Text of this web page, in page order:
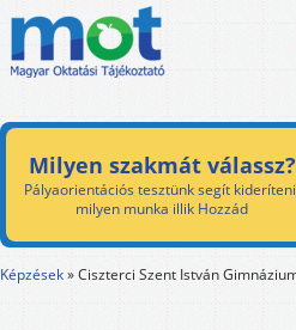
Milyen szakmát válassz?
Pályaorientációs tesztünk segít
milyen munka illik Hozzád
Képzések»Ciszterci Szent István